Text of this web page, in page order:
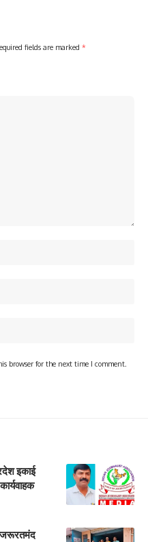
fields are marked *
browser for the next time I comment.
इकाई
जरूरतमंद